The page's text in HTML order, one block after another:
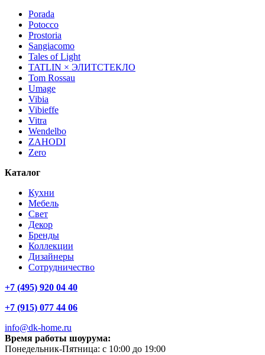
Porada
Potocco
Prostoria
Sangiacomo
Tales of Light
TATLIN × ЭЛИТСТЕКЛО
Tom Rossau
Umage
Vibia
Vibieffe
Vitra
Wendelbo
ZAHODI
Zero
Каталог
Кухни
Мебель
Свет
Декор
Бренды
Коллекции
Дизайнеры
Сотрудничество
+7 (495) 920 04 40
+7 (915) 077 44 06
info@dk-home.ru
Время работы шоурума:
Понедельник-Пятница: c 10:00 до 19:00